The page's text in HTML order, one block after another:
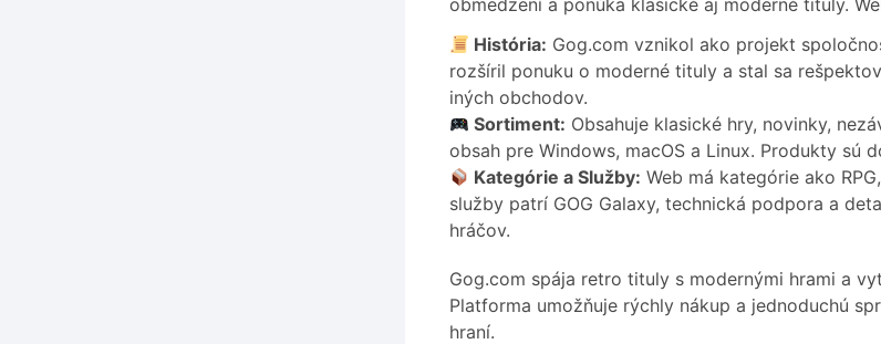
obmedzení a ponúka klasické aj moderné tituly.
História: Gog.com vznikol ako projekt
rozšíril ponuku o moderné tituly a stal sa
iných obchodov.
Sortiment: Obsahuje klasické hry, novinky,
obsah pre Windows, macOS a Linux. Produkty sú
Kategórie a Služby: Web má kategórie ako
služby patrí GOG Galaxy, technická podpora a
hráčov.
Gog.com spája retro tituly s modernými hrami a
Platforma umožňuje rýchly nákup a jednoduchú
hraní.